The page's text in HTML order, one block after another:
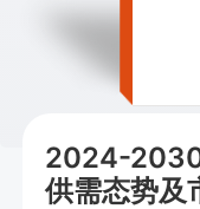
2024-
供需态势及